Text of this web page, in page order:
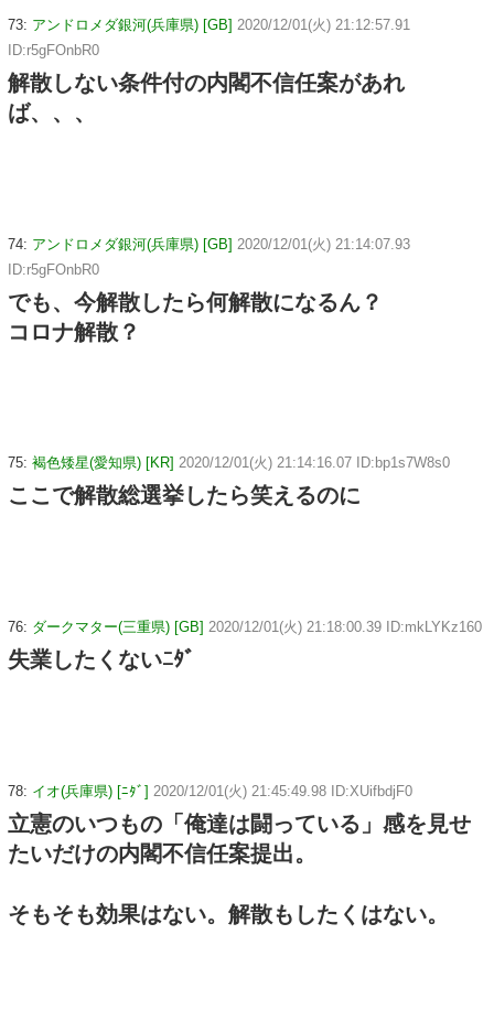
73: アンドロメダ銀河(兵庫県) [GB] 2020/12/01(火) 21:12:57.91
ID:r5gFOnbR0
解散しない条件付の内閣不信任案があれ
ば、、、
74: アンドロメダ銀河(兵庫県) [GB] 2020/12/01(火) 21:14:07.93
ID:r5gFOnbR0
でも、今解散したら何解散になるん？
コロナ解散？
75: 褐色矮星(愛知県) [KR] 2020/12/01(火) 21:14:16.07 ID:bp1s7W8s0
ここで解散総選挙したら笑えるのに
76: ダークマター(三重県) [GB] 2020/12/01(火) 21:18:00.39 ID:mkLYKz160
失業したくないﾆﾀﾞ
78: イオ(兵庫県) [ﾆﾀﾞ] 2020/12/01(火) 21:45:49.98 ID:XUifbdjF0
立憲のいつもの「俺達は闘っている」感を見せ
たいだけの内閣不信任案提出。
そもそも効果はない。解散もしたくはない。